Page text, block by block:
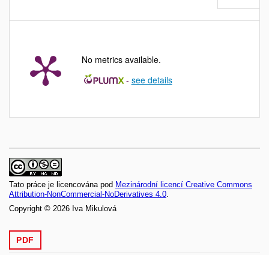
No metrics available.
- see details
Tato práce je licencována pod Mezinárodní licencí Creative Commons
Attribution-NonCommercial-NoDerivatives 4.0
Copyright © 2026 Iva Mikulová
PDF